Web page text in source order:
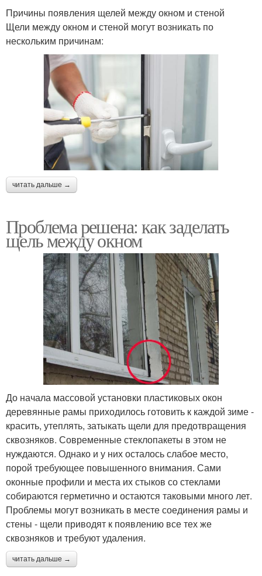
Причины появления щелей между окном и стеной
Щели между окном и стеной могут возникать по
нескольким причинам:
читать дальше →
Проблема решена: как заделать
щель между окном
До начала массовой установки пластиковых окон
деревянные рамы приходилось готовить к каждой зиме -
красить, утеплять, затыкать щели для предотвращения
сквозняков. Современные стеклопакеты в этом не
нуждаются. Однако и у них осталось слабое место,
порой требующее повышенного внимания. Сами
оконные профили и места их стыков со стеклами
собираются герметично и остаются таковыми много лет.
Проблемы могут возникать в месте соединения рамы и
стены - щели приводят к появлению все тех же
сквозняков и требуют удаления.
читать дальше →